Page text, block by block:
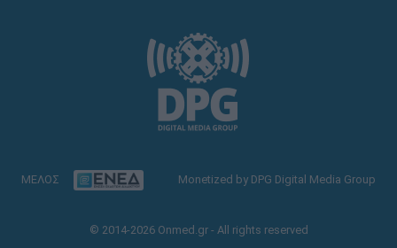
ΜΕΛΟΣ Monetized by DPG Digital Media Group
© 2014-2026 Onmed.gr - All rights reserved